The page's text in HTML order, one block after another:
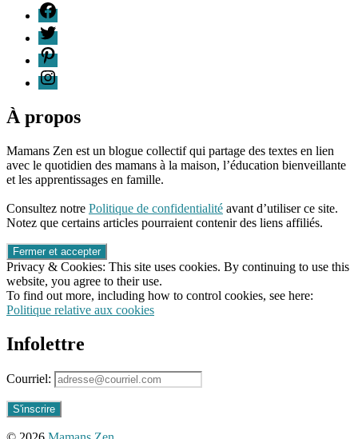
F
T
P
I
À propos
Mamans Zen est un blogue collectif qui partage des textes en lien
avec le quotidien des mamans à la maison, l’éducation bienveillante
et les apprentissages en famille.
Consultez notre Politique de confidentialité avant d’utiliser ce site.
Notez que certains articles pourraient contenir des liens affiliés.
Privacy & Cookies: This site uses cookies. By continuing to use this
website, you agree to their use.
To find out more, including how to control cookies, see here:
Politique relative aux cookies
Infolettre
Courriel: